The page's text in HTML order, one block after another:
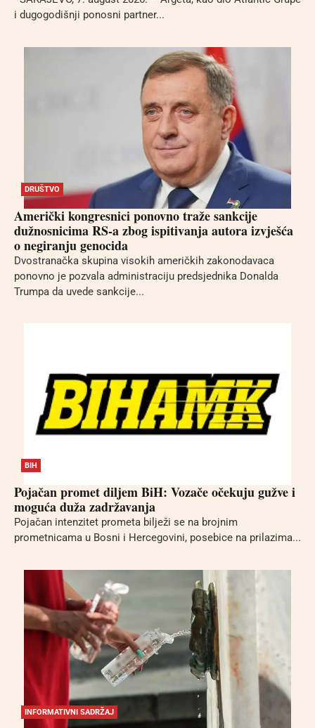
i dugogodišnji ponosni partner...
DRUŠTVO
Američki kongresnici ponovno traže sankcije
dužnosnicima RS-a zbog ispitivanja autora izvješća
o negiranju genocida
Dvostranačka skupina visokih američkih zakonodavaca
ponovno je pozvala administraciju predsjednika Donalda
Trumpa da uvede sankcije...
BIH
Pojačan promet diljem BiH: Vozače očekuju gužve i
moguća duža zadržavanja
Pojačan intenzitet prometa bilježi se na brojnim
prometnicama u Bosni i Hercegovini, posebice na prilazima...
INFORMATIVNI SADRŽAJ